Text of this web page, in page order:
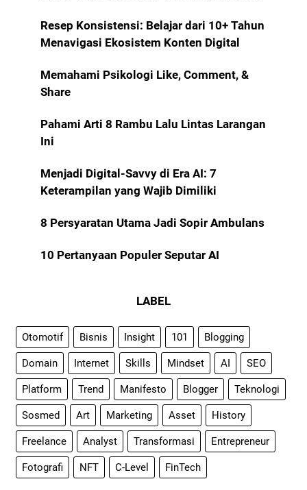
Resep Konsistensi: Belajar dari 10+ Tahun
Menavigasi Ekosistem Konten Digital
Memahami Psikologi Like, Comment, &
Share
Pahami Arti 8 Rambu Lalu Lintas Larangan
Ini
Menjadi Digital-Savvy di Era AI: 7
Keterampilan yang Wajib Dimiliki
8 Persyaratan Utama Jadi Sopir Ambulans
10 Pertanyaan Populer Seputar AI
LABEL
Otomotif Bisnis Insight 101 Blogging
Domain Internet Skills Mindset AI SEO
Platform Trend Manifesto Blogger Teknologi
Sosmed Art Marketing Asset History
Freelance Analyst Transformasi Entrepreneur
Fotografi NFT C-Level FinTech